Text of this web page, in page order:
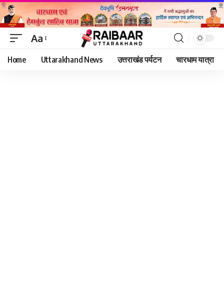
Font
Resizer
Aa
Home Uttarakhand News उत्तराखंड पर्यटन चारधाम यात्रा